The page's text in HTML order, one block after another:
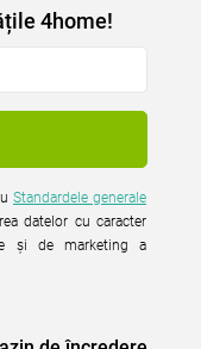
4home!
Standardele generale
şi de marketing a